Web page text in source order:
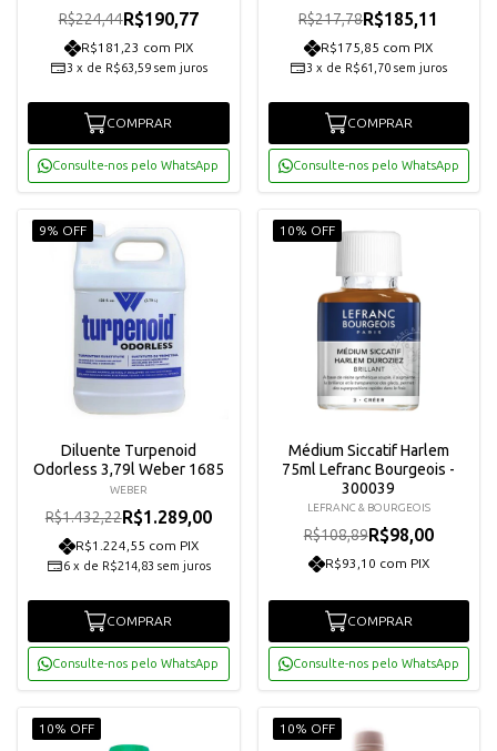
R$224,44R$190,77
R$181,23 com PIX
3 x de R$63,59 sem juros
COMPRAR
Consulte-nos pelo WhatsApp
R$217,78R$185,11
R$175,85 com PIX
3 x de R$61,70 sem juros
COMPRAR
Consulte-nos pelo WhatsApp
9% OFF
Diluente Turpenoid
Odorless 3,79l Weber 1685
WEBER
R$1.432,22R$1.289,00
R$1.224,55 com PIX
6 x de R$214,83 sem juros
COMPRAR
Consulte-nos pelo WhatsApp
10% OFF
Médium Siccatif Harlem
75ml Lefranc Bourgeois -
300039
LEFRANC & BOURGEOIS
R$108,89R$98,00
R$93,10 com PIX
COMPRAR
Consulte-nos pelo WhatsApp
10% OFF 10% OFF